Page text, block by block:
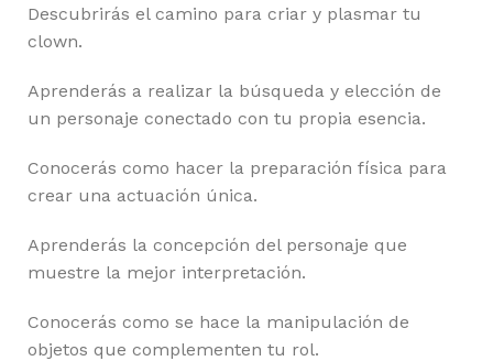
Descubrirás el camino para criar y plasmar tu
clown.
Aprenderás a realizar la búsqueda y elección de
un personaje conectado con tu propia esencia.
Conocerás como hacer la preparación física para
crear una actuación única.
Aprenderás la concepción del personaje que
muestre la mejor interpretación.
Conocerás como se hace la manipulación de
objetos que complementen tu rol.